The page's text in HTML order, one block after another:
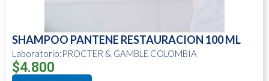
SHAMPOO PANTENE RESTAURACION 100 ML
Laboratorio:PROCTER & GAMBLE COLOMBIA
$4.800